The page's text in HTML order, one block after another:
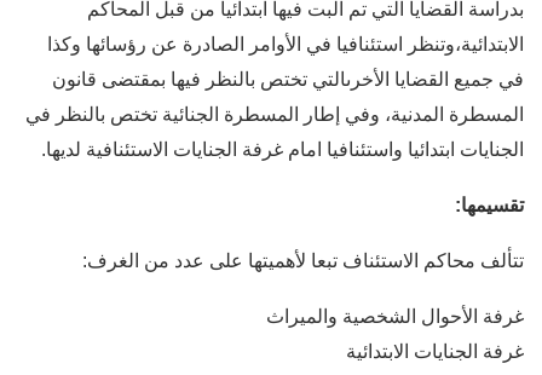
بدراسة القضايا التي تم البت فيها ابتدائيا من قبل المحاكم
الابتدائية،وتنظر استئنافيا في الأوامر الصادرة عن رؤسائها وكذا
في جميع القضايا الأخرىالتي تختص بالنظر فيها بمقتضى قانون
المسطرة المدنية، وفي إطار المسطرة الجنائية تختص بالنظر في
الجنايات ابتدائيا واستئنافيا امام غرفة الجنايات الاستئنافية لديها.
تقسيمها:
تتألف محاكم الاستئناف تبعا لأهميتها على عدد من الغرف:
غرفة الأحوال الشخصية والميراث
غرفة الجنايات الابتدائية